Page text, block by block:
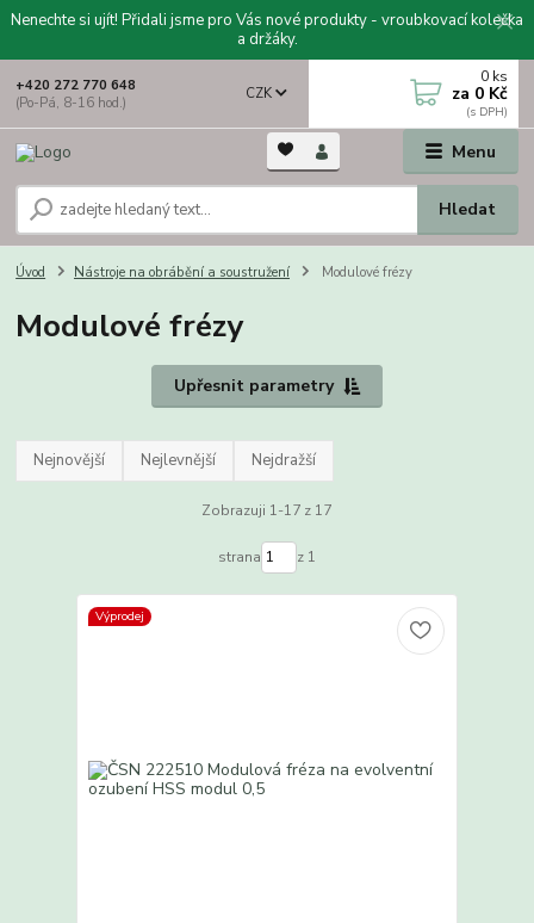
Nenechte si ujít! Přidali jsme pro Vás nové produkty - vroubkovací kolečka
a držáky.
Menu
CZK
Hledat
+420 272 770 648
(Po-Pá, 8-16 hod.)
0 ks
za 0 Kč
Úvod Nástroje na obrábění a soustružení Modulové frézy
Modulové frézy
Upřesnit parametry
Nejnovější Nejlevnější Nejdražší
Zobrazuji 1-17 z 17
strana z 1
Výprodej